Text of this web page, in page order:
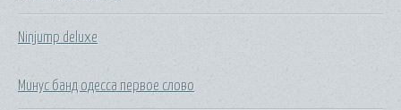
Ninjump deluxe
Минус банд одесса первое слово